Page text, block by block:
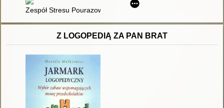
Zespół Stresu Pourazowego u dzieci i dorosłych
Z LOGOPEDIĄ ZA PAN BRAT